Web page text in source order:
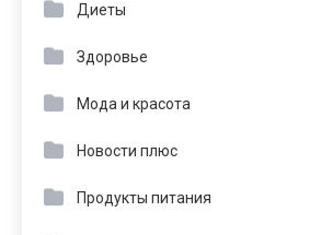
Диеты
Здоровье
Мода и красота
Новости плюс
Продукты питания